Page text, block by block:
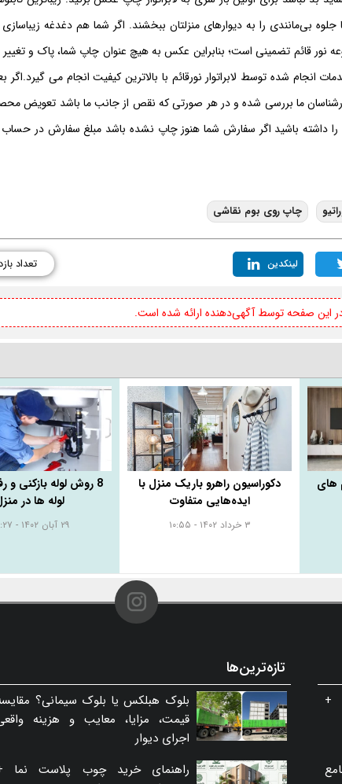
بی‌مانندی را به دیوارهای منزلتان ببخشند. اگر شما هم دغدغه
نور قائم تضمینی است؛ بنابراین عکس به هیچ عنوان چاپ شما، پاک و
شده توسط لابراتوار نورقائم با بالاترین کیفیت انجام می گیرد.اگر
ما بررسی شده و در هر صورتی که نقص از جانب ما باشد تعویض
داشته باشید اگر سفارش شما هنوز چاپ نشده باشد مبلغ سفارش در
چاپ روی بوم نقاشی
لینکدین تعداد
این صفحه توسط آگهی‌دهنده ارائه شده است.
های
دکوراسیون راهرو باریک منزل با
ایده‌هایی متفاوت
۳ خرداد ۱۴۰۲ - ۱۰:۵۵
8 روش لوله بازکنی و
لوله ها در
۲۹ آبان ۱۴۰۲ - ۱۵:۲۷
+
تازه‌ترین‌ها
بلوک هبلکس یا بلوک سیمانی؟
قیمت، مزایا، معایب و هزینه
اجرای دیوار
راهنمای خرید چوب پلاست نما